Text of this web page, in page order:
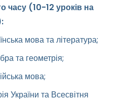
часу (10-12 уроків на
мова та література;
та геометрія;
мова;
України та Всесвітня